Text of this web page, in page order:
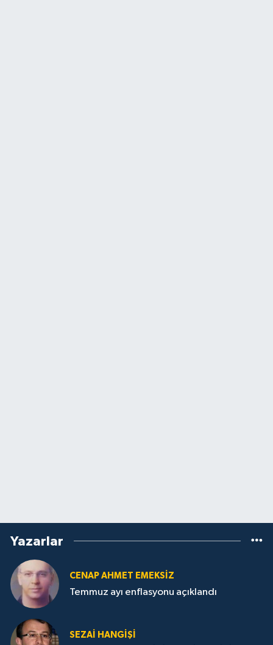
Yazarlar
CENAP AHMET EMEKSİZ
Temmuz ayı enflasyonu açıklandı
SEZAI HANGİŞİ